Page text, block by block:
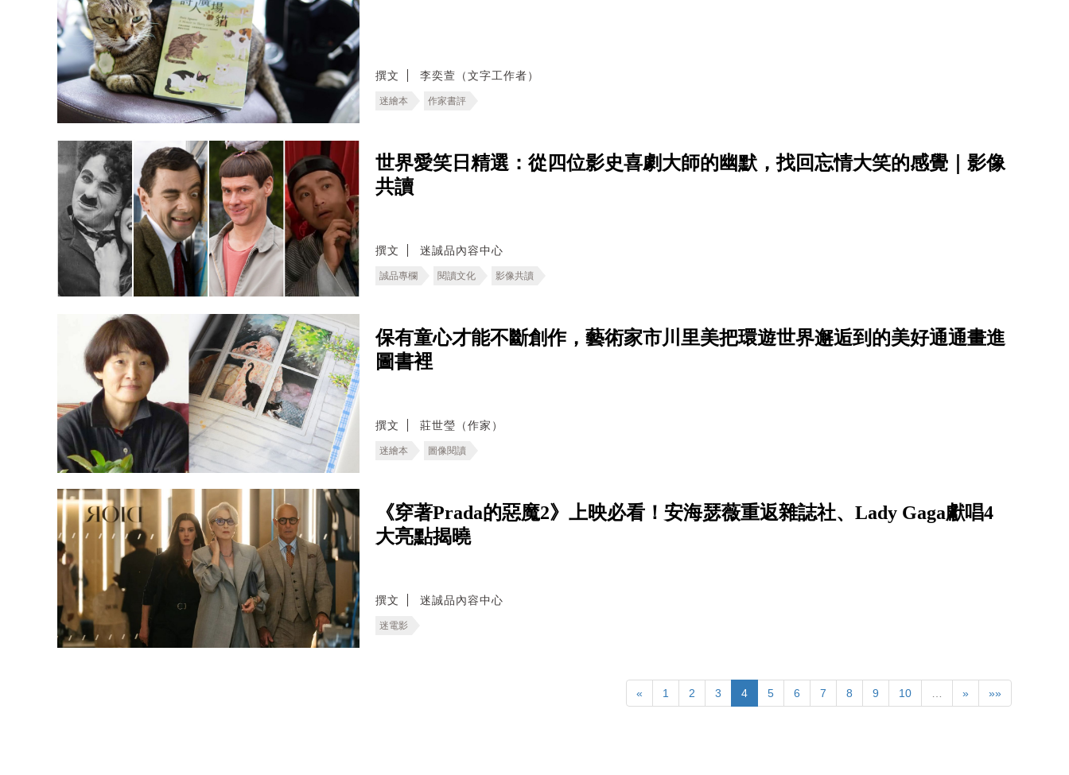
撰文 李奕萱（文字工作者）
迷繪本 作家書評
世界愛笑日精選：從四位影史喜劇大師的幽默，找回忘情大笑的感覺｜影像
共讀
撰文 迷誠品內容中心
誠品專欄 閱讀文化 影像共讀
保有童心才能不斷創作，藝術家市川里美把環遊世界邂逅到的美好通通畫進
圖書裡
撰文 莊世瑩（作家）
迷繪本 圖像閱讀
《穿著Prada的惡魔2》上映必看！安海瑟薇重返雜誌社、Lady Gaga獻唱4
大亮點揭曉
撰文 迷誠品內容中心
迷電影
« 1 2 3 4 5 6 7 8 9 10 … » »»